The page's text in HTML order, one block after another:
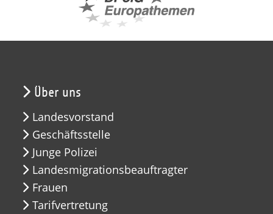
Über uns
Landesvorstand
Geschäftsstelle
Junge Polizei
Landesmigrationsbeauftragter
Frauen
Tarifvertretung